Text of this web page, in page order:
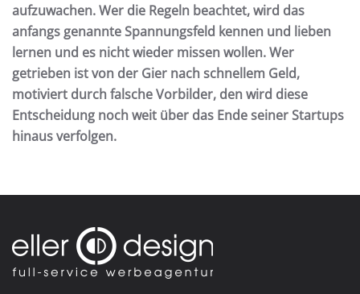
aufzuwachen. Wer die Regeln beachtet, wird das
anfangs genannte Spannungsfeld kennen und lieben
lernen und es nicht wieder missen wollen. Wer
getrieben ist von der Gier nach schnellem Geld,
motiviert durch falsche Vorbilder, den wird diese
Entscheidung noch weit über das Ende seiner Startups
hinaus verfolgen.